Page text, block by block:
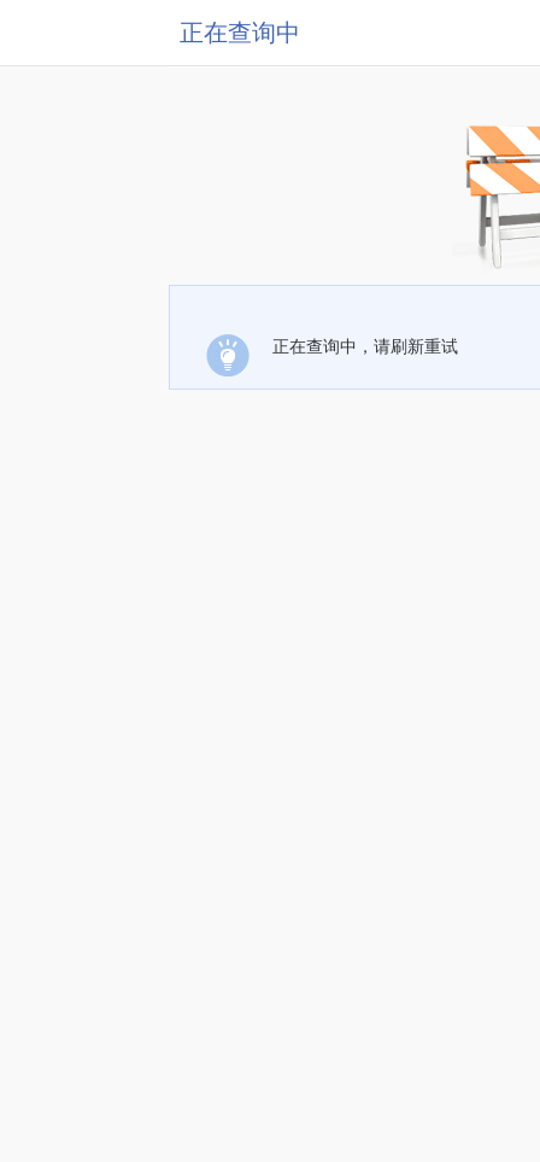
正在查询中
正在查询中，请刷新重试